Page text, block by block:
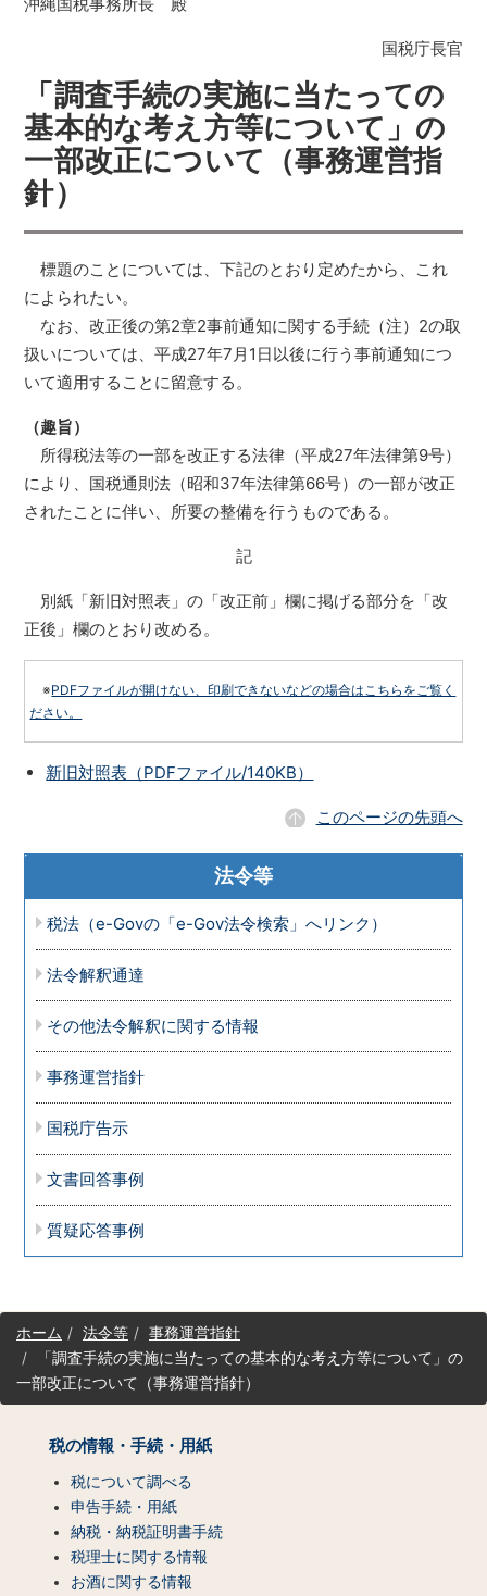
国税庁長官
「調査手続の実施に当たっての
基本的な考え方等について」の
一部改正について（事務運営指
針）
標題のことについては、下記のとおり定めたから、これ
によられたい。
なお、改正後の第2章2事前通知に関する手続（注）2の取
扱いについては、平成27年7月1日以後に行う事前通知につ
いて適用することに留意する。
（趣旨）
所得税法等の一部を改正する法律（平成27年法律第9号）
により、国税通則法（昭和37年法律第66号）の一部が改正
されたことに伴い、所要の整備を行うものである。
記
別紙「新旧対照表」の「改正前」欄に掲げる部分を「改
正後」欄のとおり改める。
※PDFファイルが開けない、印刷できないなどの場合はこちらをご覧く
ださい。
新旧対照表（PDFファイル/140KB）
このページの先頭へ
法令等
税法（e-Govの「e-Gov法令検索」へリンク）
法令解釈通達
その他法令解釈に関する情報
事務運営指針
国税庁告示
文書回答事例
質疑応答事例
サ
イ
マ
ホーム 法令等
事務運営指針
「調査手続の実施に当たっての基本的な考え方等について」の
一部改正について（事務運営指針）
税の情報・手続・用紙
税について調べる
申告手続・用紙
納税・納税証明書手続
税理士に関する情報
お酒に関する情報